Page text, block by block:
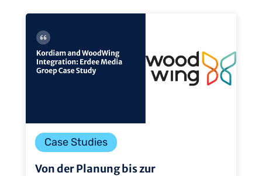
Case Studies
Von der Planung bis zur